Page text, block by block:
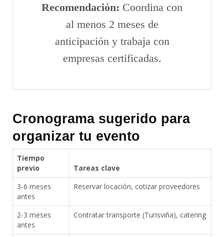
Recomendación: Coordina con
al menos 2 meses de
anticipación y trabaja con
empresas certificadas.
Cronograma sugerido para
organizar tu evento
Tiempo
previo
Tareas clave
3-6 meses
antes
Reservar locación, cotizar proveedores
2-3 meses
antes
Contratar transporte (Turisviña), catering